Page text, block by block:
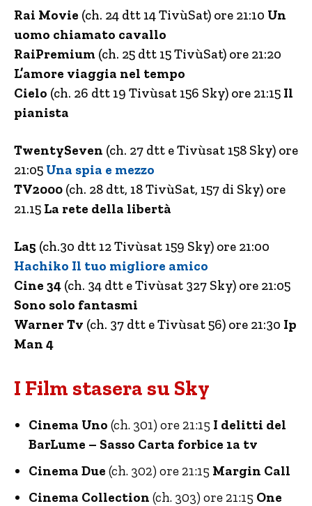
Rai Movie (ch. 24 dtt 14 TivùSat) ore 21:10 Un
uomo chiamato cavallo
RaiPremium (ch. 25 dtt 15 TivùSat) ore 21:20
L’amore viaggia nel tempo
Cielo (ch. 26 dtt 19 Tivùsat 156 Sky) ore 21:15 Il
pianista
TwentySeven (ch. 27 dtt e Tivùsat 158 Sky) ore
21:05 Una spia e mezzo
TV2000 (ch. 28 dtt, 18 TivùSat, 157 di Sky) ore
21.15 La rete della libertà
La5 (ch.30 dtt 12 Tivùsat 159 Sky) ore 21:00
Hachiko Il tuo migliore amico
Cine 34 (ch. 34 dtt e Tivùsat 327 Sky) ore 21:05
Sono solo fantasmi
Warner Tv (ch. 37 dtt e Tivùsat 56) ore 21:30 Ip
Man 4
I Film stasera su Sky
Cinema Uno (ch. 301) ore 21:15 I delitti del
BarLume – Sasso Carta forbice 1a tv
Cinema Due (ch. 302) ore 21:15 Margin Call
Cinema Collection (ch. 303) ore 21:15 One